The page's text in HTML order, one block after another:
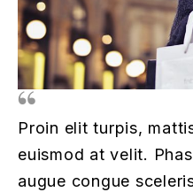
Proin elit turpis,
euismod at velit.
augue congue